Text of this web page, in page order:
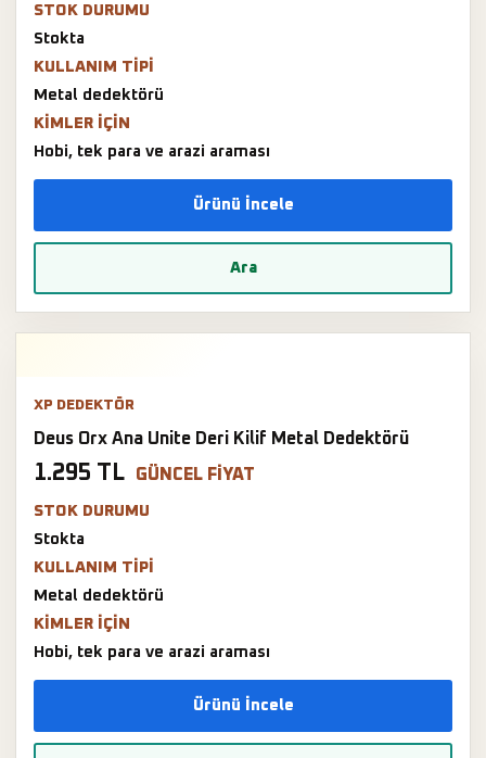
STOK DURUMU
Stokta
KULLANIM TIPI
Metal dedektörü
KIMLER IÇIN
Hobi, tek para ve arazi araması
Ürünü İncele
Ara
XP DEDEKTÖR
Deus Orx Ana Unite Deri Kilif Metal Dedektörü
1.295 TL GÜNCEL FIYAT
STOK DURUMU
Stokta
KULLANIM TIPI
Metal dedektörü
KIMLER IÇIN
Hobi, tek para ve arazi araması
Ürünü İncele